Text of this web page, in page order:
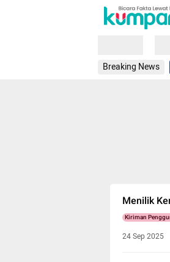
Breaking News
Menilik
Kiriman
24 Sep 2025